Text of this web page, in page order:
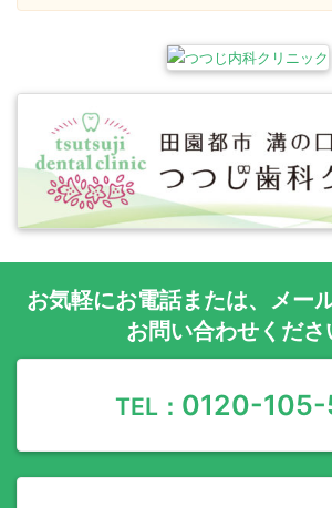
お気軽にお電話または、 メー
お問い合わせくださ
TEL： 0120-